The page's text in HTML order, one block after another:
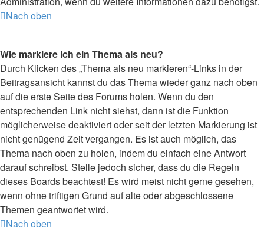
Nach oben
Wie markiere ich ein Thema als neu?
Durch Klicken des „Thema als neu markieren“-Links in der
Beitragsansicht kannst du das Thema wieder ganz nach oben
auf die erste Seite des Forums holen. Wenn du den
entsprechenden Link nicht siehst, dann ist die Funktion
möglicherweise deaktiviert oder seit der letzten Markierung ist
nicht genügend Zeit vergangen. Es ist auch möglich, das
Thema nach oben zu holen, indem du einfach eine Antwort
darauf schreibst. Stelle jedoch sicher, dass du die Regeln
dieses Boards beachtest! Es wird meist nicht gerne gesehen,
wenn ohne triftigen Grund auf alte oder abgeschlossene
Themen geantwortet wird.
Nach oben